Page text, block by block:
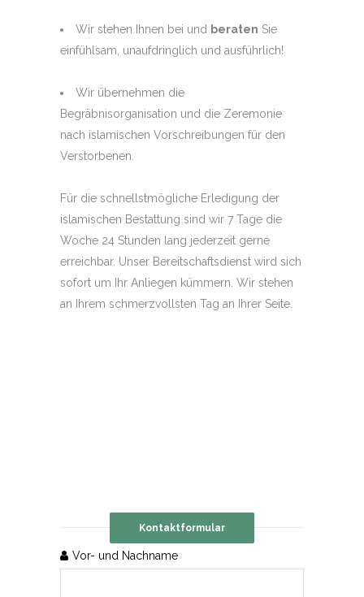
Wir stehen Ihnen bei und beraten Sie
einfühlsam, unaufdringlich und ausführlich!
Wir übernehmen die
Begräbnisorganisation und die Zeremonie
nach islamischen Vorschreibungen für den
Verstorbenen.
Für die schnellstmögliche Erledigung der
islamischen Bestattung sind wir 7 Tage die
Woche 24 Stunden lang jederzeit gerne
erreichbar. Unser Bereitschaftsdienst wird sich
sofort um Ihr Anliegen kümmern. Wir stehen
an Ihrem schmerzvollsten Tag an Ihrer Seite.
Kontaktformular
Email *
Vor- und Nachname